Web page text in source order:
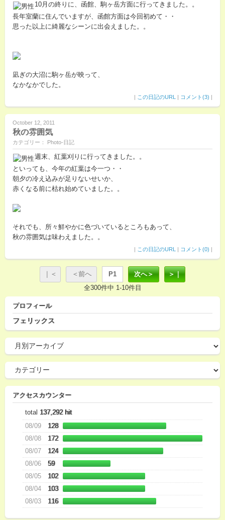
10月の終りに、函館、駒ヶ岳方面に行ってきました。。
長年室蘭に住んでいますが、函館方面は今回初めて・・
思った以上に綺麗なシーンに出会えました。。
凪ぎの大沼に駒ヶ岳が映って、
なかなかでした。
| この日記のURL | コメント(3) |
October 12, 2011
秋の雰囲気
カテゴリー： Photo-日記
週末、紅葉刈りに行ってきました。。
といっても、今年の紅葉は今一つ・・
朝夕の冷え込みが足りないせいか、
赤くなる前に枯れ始めていました。。
それでも、所々鮮やかに色づいているところもあって、
秋の雰囲気は味わえました。。
| この日記のURL | コメント(0) |
｜＜ ＜前へ P1 次へ＞
＞｜
全300件中 1-10件目
プロフィール
フェリックス
アクセスカウンター
total 137,292 hit
08/09
128
08/08
172
08/07
124
08/06
59
08/05
102
08/04
103
08/03
116